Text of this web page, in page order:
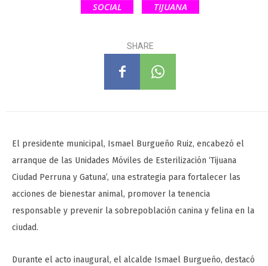
SOCIAL TIJUANA
SHARE
El presidente municipal, Ismael Burgueño Ruiz, encabezó el
arranque de las Unidades Móviles de Esterilización ‘Tijuana
Ciudad Perruna y Gatuna’, una estrategia para fortalecer las
acciones de bienestar animal, promover la tenencia
responsable y prevenir la sobrepoblación canina y felina en la
ciudad.
Durante el acto inaugural, el alcalde Ismael Burgueño, destacó